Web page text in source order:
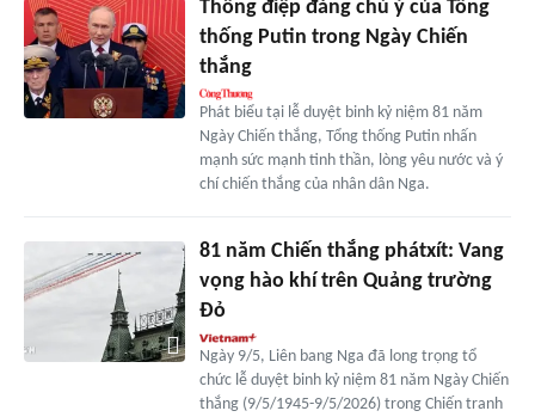
Thông điệp đáng chú ý của Tổng
thống Putin trong Ngày Chiến
thắng
Phát biểu tại lễ duyệt binh kỷ niệm 81 năm
Ngày Chiến thắng, Tổng thống Putin nhấn
mạnh sức mạnh tinh thần, lòng yêu nước và ý
chí chiến thắng của nhân dân Nga.
81 năm Chiến thắng phátxít: Vang
vọng hào khí trên Quảng trường
Đỏ
Ngày 9/5, Liên bang Nga đã long trọng tổ
chức lễ duyệt binh kỷ niệm 81 năm Ngày Chiến
thắng (9/5/1945-9/5/2026) trong Chiến tranh